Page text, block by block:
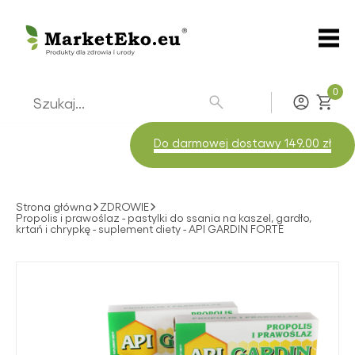
Zaloguj
0
Do darmowej dostawy 149.00 zł
Strona główna
ZDROWIE
Propolis i prawoślaz - pastylki do ssania na kaszel, gardło,
krtań i chrypkę - suplement diety - API GARDIN FORTE